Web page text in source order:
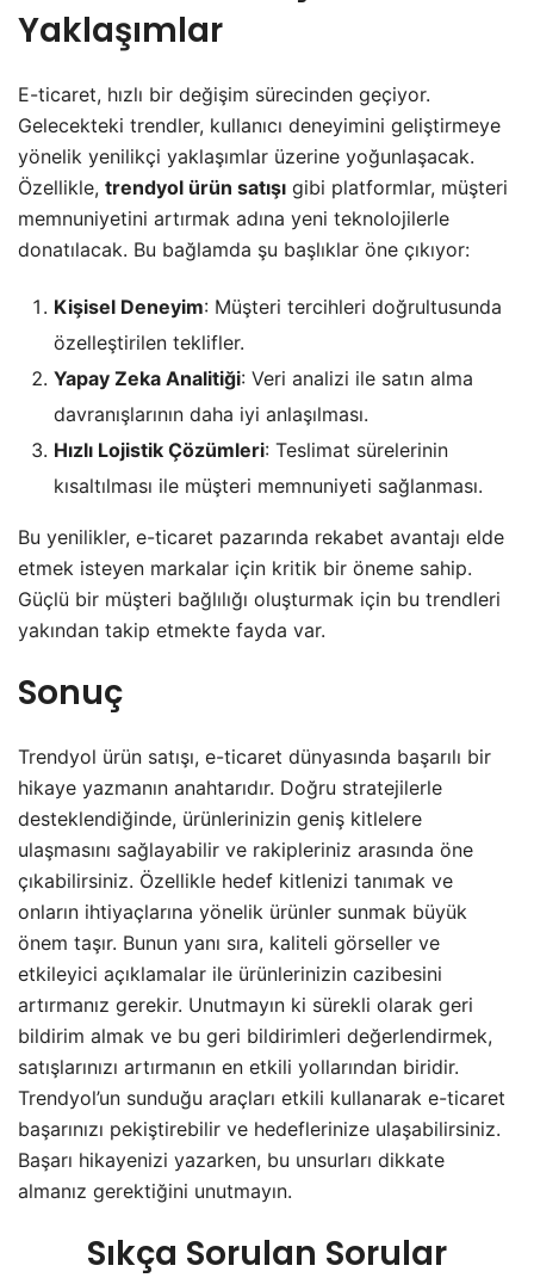
Yaklaşımlar
E-ticaret, hızlı bir değişim sürecinden geçiyor.
Gelecekteki trendler, kullanıcı deneyimini geliştirmeye
yönelik yenilikçi yaklaşımlar üzerine yoğunlaşacak.
Özellikle, trendyol ürün satışı gibi platformlar, müşteri
memnuniyetini artırmak adına yeni teknolojilerle
donatılacak. Bu bağlamda şu başlıklar öne çıkıyor:
Kişisel Deneyim: Müşteri tercihleri doğrultusunda
özelleştirilen teklifler.
Yapay Zeka Analitiği: Veri analizi ile satın alma
davranışlarının daha iyi anlaşılması.
Hızlı Lojistik Çözümleri: Teslimat sürelerinin
kısaltılması ile müşteri memnuniyeti sağlanması.
Bu yenilikler, e-ticaret pazarında rekabet avantajı elde
etmek isteyen markalar için kritik bir öneme sahip.
Güçlü bir müşteri bağlılığı oluşturmak için bu trendleri
yakından takip etmekte fayda var.
Sonuç
Trendyol ürün satışı, e-ticaret dünyasında başarılı bir
hikaye yazmanın anahtarıdır. Doğru stratejilerle
desteklendiğinde, ürünlerinizin geniş kitlelere
ulaşmasını sağlayabilir ve rakipleriniz arasında öne
çıkabilirsiniz. Özellikle hedef kitlenizi tanımak ve
onların ihtiyaçlarına yönelik ürünler sunmak büyük
önem taşır. Bunun yanı sıra, kaliteli görseller ve
etkileyici açıklamalar ile ürünlerinizin cazibesini
artırmanız gerekir. Unutmayın ki sürekli olarak geri
bildirim almak ve bu geri bildirimleri değerlendirmek,
satışlarınızı artırmanın en etkili yollarından biridir.
Trendyol’un sunduğu araçları etkili kullanarak e-ticaret
başarınızı pekiştirebilir ve hedeflerinize ulaşabilirsiniz.
Başarı hikayenizi yazarken, bu unsurları dikkate
almanız gerektiğini unutmayın.
Sıkça Sorulan Sorular